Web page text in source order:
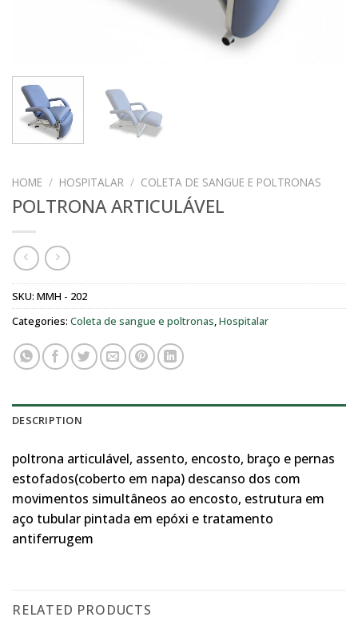
HOME / HOSPITALAR / COLETA DE SANGUE E POLTRONAS
POLTRONA ARTICULÁVEL
SKU: MMH - 202
Categories: Coleta de sangue e poltronas,Hospitalar
DESCRIPTION
poltrona articulável, assento, encosto, braço e pernas
estofados(coberto em napa) descanso dos com
movimentos simultâneos ao encosto, estrutura em
aço tubular pintada em epóxi e tratamento
antiferrugem
RELATED PRODUCTS